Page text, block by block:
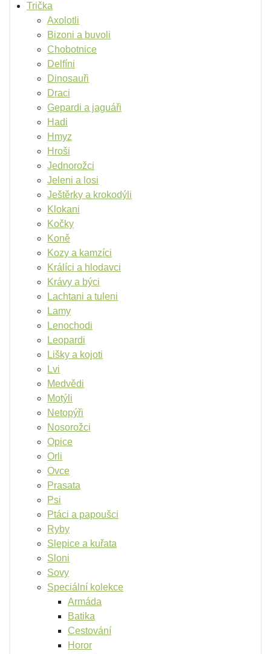
Trička
Axolotli
Bizoni a buvoli
Chobotnice
Delfíni
Dinosauři
Draci
Gepardi a jaguáři
Hadi
Hmyz
Hroši
Jednorožci
Jeleni a losi
Ještěrky a krokodýli
Klokani
Kočky
Koně
Kozy a kamzíci
Králíci a hlodavci
Krávy a býci
Lachtani a tuleni
Lamy
Lenochodi
Leopardi
Lišky a kojoti
Lvi
Medvědi
Motýli
Netopýři
Nosorožci
Opice
Orli
Ovce
Prasata
Psi
Ptáci a papoušci
Ryby
Slepice a kuřata
Sloni
Sovy
Speciální kolekce
Armáda
Batika
Cestování
Horor